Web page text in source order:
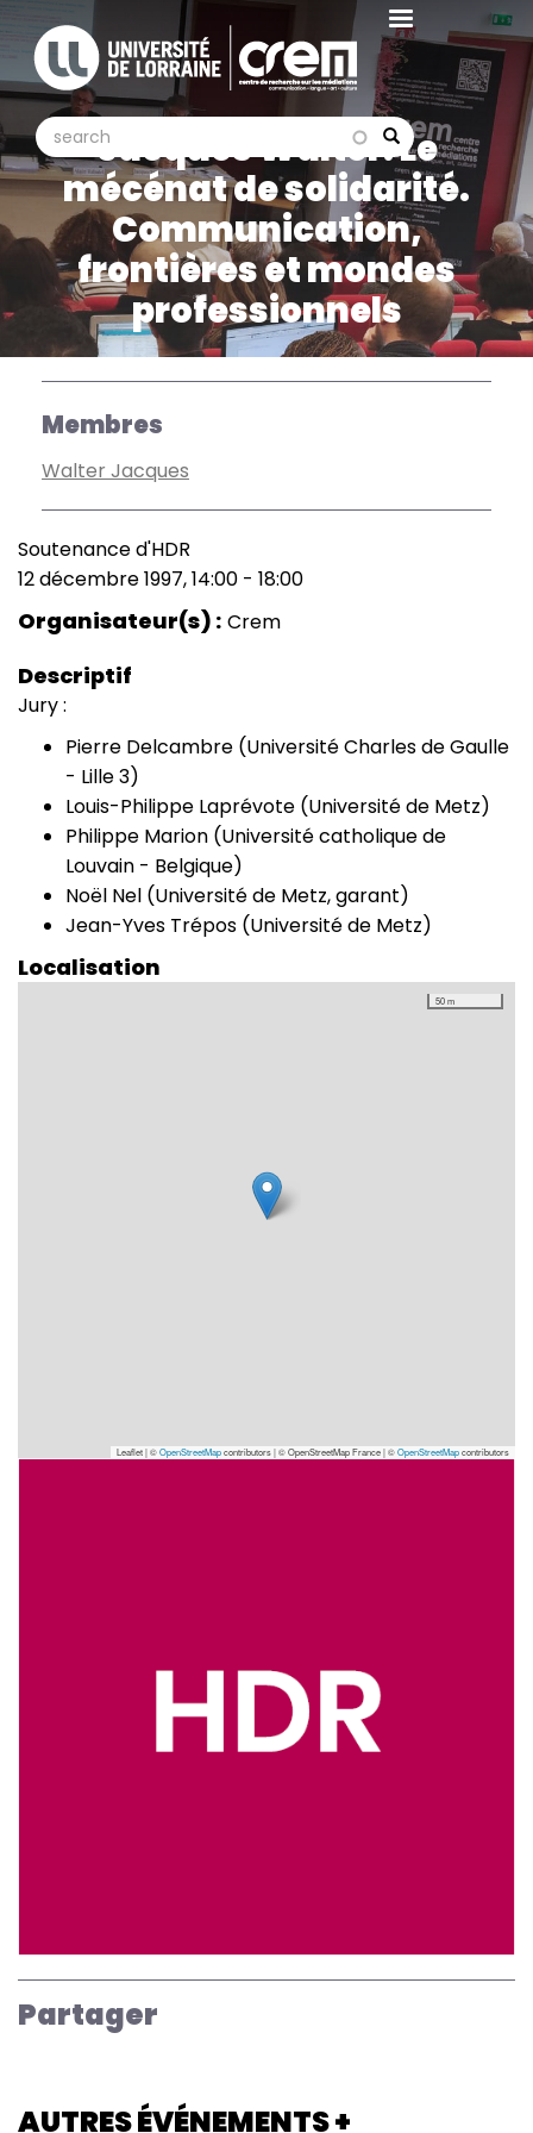
Aller
contenu
principal
Search
search search
Jacques Walter: Le
mécénat de solidarité.
Communication,
frontières et mondes
professionnels
Membres
Walter Jacques
Type
de
manifestation
Soutenance d'HDR
Date
(smart)
12 décembre 1997, 14:00 - 18:00
Organisateur(s) Crem
Descriptif
Jury :
Pierre Delcambre (Université Charles de Gaulle
- Lille 3)
Louis-Philippe Laprévote (Université de Metz)
Philippe Marion (Université catholique de
Louvain - Belgique)
Noël Nel (Université de Metz, garant)
Jean-Yves Trépos (Université de Metz)
Localisation
50 m
Leaflet | ©OpenStreetMapcontributors|© OpenStreetMap France | ©OpenStreetMapcontributors
Partager
AUTRES ÉVÉNEMENTS +